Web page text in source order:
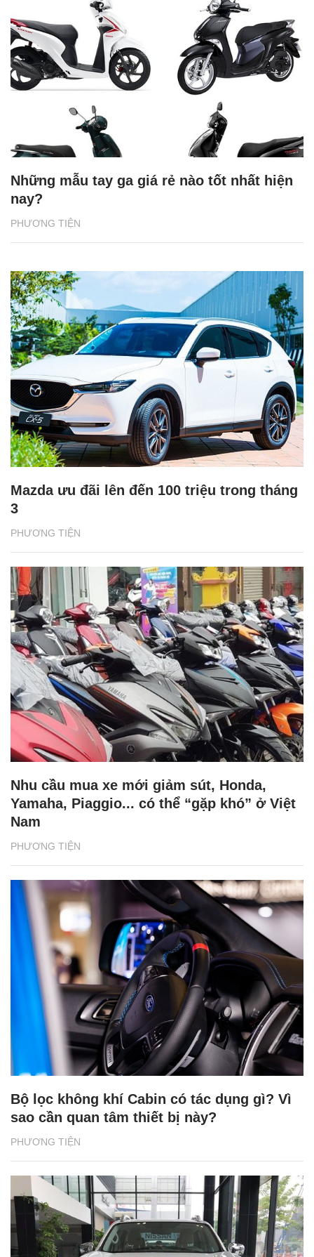
PHƯƠNG TIỆN
Những mẫu tay ga giá rẻ nào tốt nhất hiện
nay?
PHƯƠNG TIỆN
Mazda ưu đãi lên đến 100 triệu trong tháng
3
PHƯƠNG TIỆN
Nhu cầu mua xe mới giảm sút, Honda,
Yamaha, Piaggio... có thể “gặp khó” ở Việt
Nam
PHƯƠNG TIỆN
Bộ lọc không khí Cabin có tác dụng gì? Vì
sao cần quan tâm thiết bị này?